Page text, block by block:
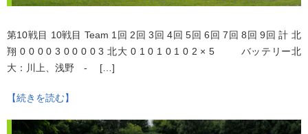
第10戦目 10戦目 Team 1回 2回 3回 4回 5回 6回 7回 8回 9回 計 北
翔 0 0 0 0 3 0 0 0 0 3 北大 0 1 0 1 0 1 0 2 × 5 バッテリー北
大：川上、浅野 - […]
【続きを読む】